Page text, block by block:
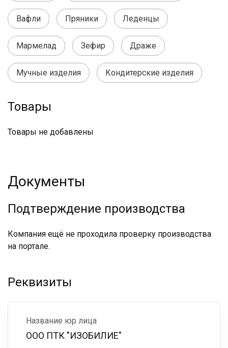
Вафли Пряники Леденцы
Мармелад Зефир Драже
Мучные изделия Кондитерские изделия
Товары
Товары не добавлены
Документы
Подтверждение производства
Компания ещё не проходила проверку производства
на портале.
Реквизиты
Название юр лица
ООО ПТК "ИЗОБИЛИЕ"